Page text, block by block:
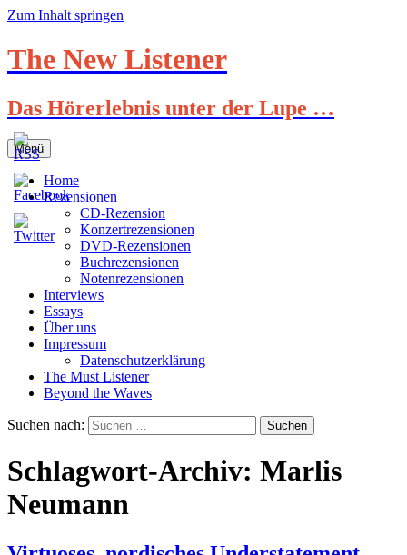
Zum Inhalt springen
The New Listener
Das Hörerlebnis unter der Lupe …
Menü
Home
Rezensionen
CD-Rezension
Konzertrezensionen
DVD-Rezensionen
Buchrezensionen
Notenrezensionen
Interviews
Essays
Über uns
Impressum
Datenschutzerklärung
The Must Listener
Beyond the Waves
Suchen nach:
Schlagwort-Archiv: Marlis
Neumann